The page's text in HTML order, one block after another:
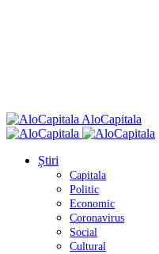
AloCapitala
Știri
Capitala
Politic
Economic
Coronavirus
Social
Cultural